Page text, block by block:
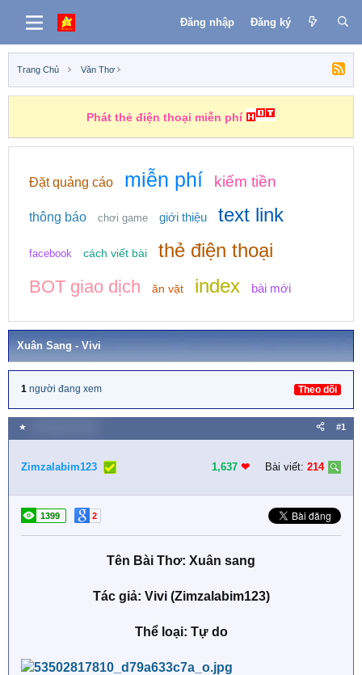
Đăng nhập Đăng ký
Trang Chủ Văn Thơ
Phát thẻ điện thoại miễn phí
Đặt quảng cáo miễn phí kiếm tiền
thông báo chơi game giới thiệu text link
facebook cách viết bài thẻ điện thoại
BOT giao dịch ăn vặt index bài mới
Xuân Sang - Vivi
1 người đang xem Theo dõi
★ #1
Zimzalabim123 1,637 ❤︎ Bài viết: 214
1399 2
Tên Bài Thơ: Xuân sang
Tác giả: Vivi (Zimzalabim123)
Thể loại: Tự do